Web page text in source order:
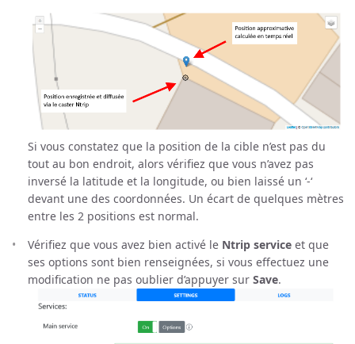
Si vous constatez que la position de la cible n’est pas du
tout au bon endroit, alors vérifiez que vous n’avez pas
inversé la latitude et la longitude, ou bien laissé un ‘-‘
devant une des coordonnées. Un écart de quelques mètres
entre les 2 positions est normal.
Vérifiez que vous avez bien activé le Ntrip service et que
ses options sont bien renseignées, si vous effectuez une
modification ne pas oublier d’appuyer sur Save.